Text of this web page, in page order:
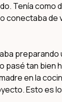
Tenía como
conectaba de
preparando
pasé tan bien
en la
Esto es